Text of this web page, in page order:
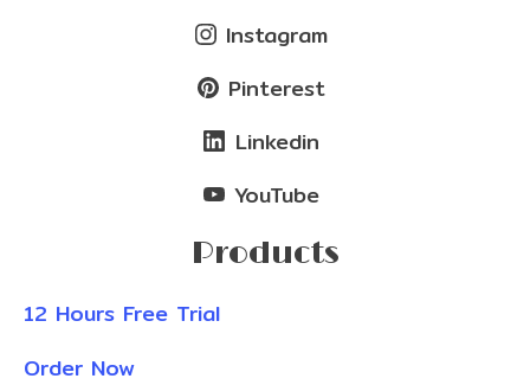
Instagram
Pinterest
Linkedin
YouTube
Products
12 Hours Free Trial
Order Now